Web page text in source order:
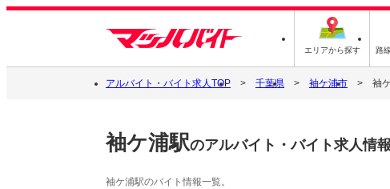
エリアから探す 路
アルバイト・バイト求人TOP 千葉県 袖ケ浦市 袖
袖ケ浦駅のアルバイト・バイト求人情報
袖ケ浦駅のバイト情報一覧。